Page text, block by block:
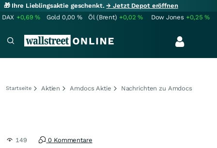
🎁 Ihre Lieblingsaktie geschenkt.→ Jetzt Depot eröffnen
DAX +0,69% Gold 0,00 % Öl (Brent) +0,02% Dow Jones +0,25%
Startseite Aktien Amdocs Aktie Nachrichten zu Amdocs
149 0 Kommentare